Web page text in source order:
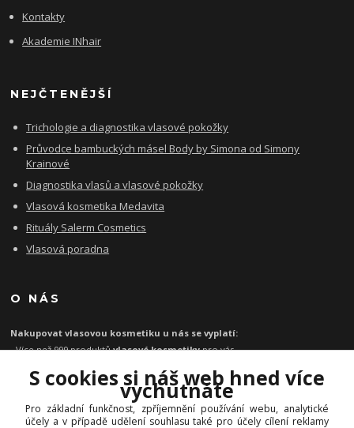
Kontakty
Akademie INhair
NEJČTENĚJŠÍ
Trichologie a diagnostika vlasové pokožky
Průvodce bambuckých másel Body by Simona od Simony
Krainové
Diagnostika vlasů a vlasové pokožky
Vlasová kosmetika Medavita
Rituály Salerm Cosmetics
Vlasová poradna
O NÁS
Nakupovat vlasovou kosmetiku u nás se vyplatí:
- Více než 999 produktůvlasové kosmetikypro vás
- Garance originality profesionálnívlasové kosmetiky
- Při objednávce zboží nad 1199 Kč poštovné zdarma
Expresní doručeníkosmetiky na vlasy do 1 - 2 dnů
S cookies si náš web hned více
vychutnáte
Pro základní funkčnost, zpříjemnění používání webu, analytické
účely a v případě udělení souhlasu také pro účely cílení reklamy